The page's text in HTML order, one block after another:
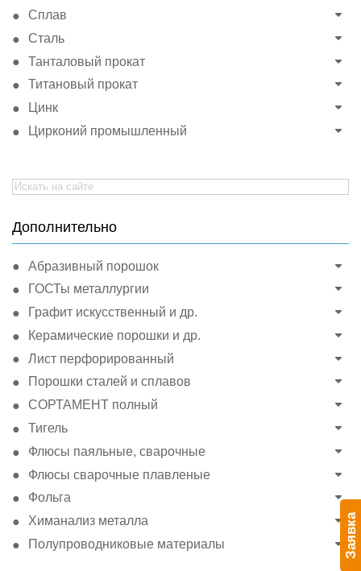
Сплав
Сталь
Танталовый прокат
Титановый прокат
Цинк
Цирконий промышленный
Search
for:
Дополнительно
Абразивный порошок
ГОСТы металлургии
Графит искусственный и др.
Керамические порошки и др.
Лист перфорированный
Порошки сталей и сплавов
СОРТАМЕНТ полный
Тигель
Флюсы паяльные, сварочные
Флюсы сварочные плавленые
Фольга
Химанализ металла
Полупроводниковые материалы
Заявка